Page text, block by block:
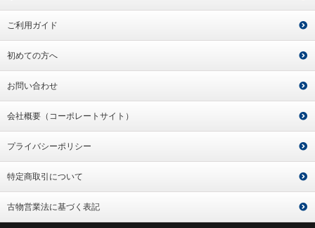
ご利用ガイド
初めての方へ
お問い合わせ
会社概要（コーポレートサイト）
プライバシーポリシー
特定商取引について
古物営業法に基づく表記